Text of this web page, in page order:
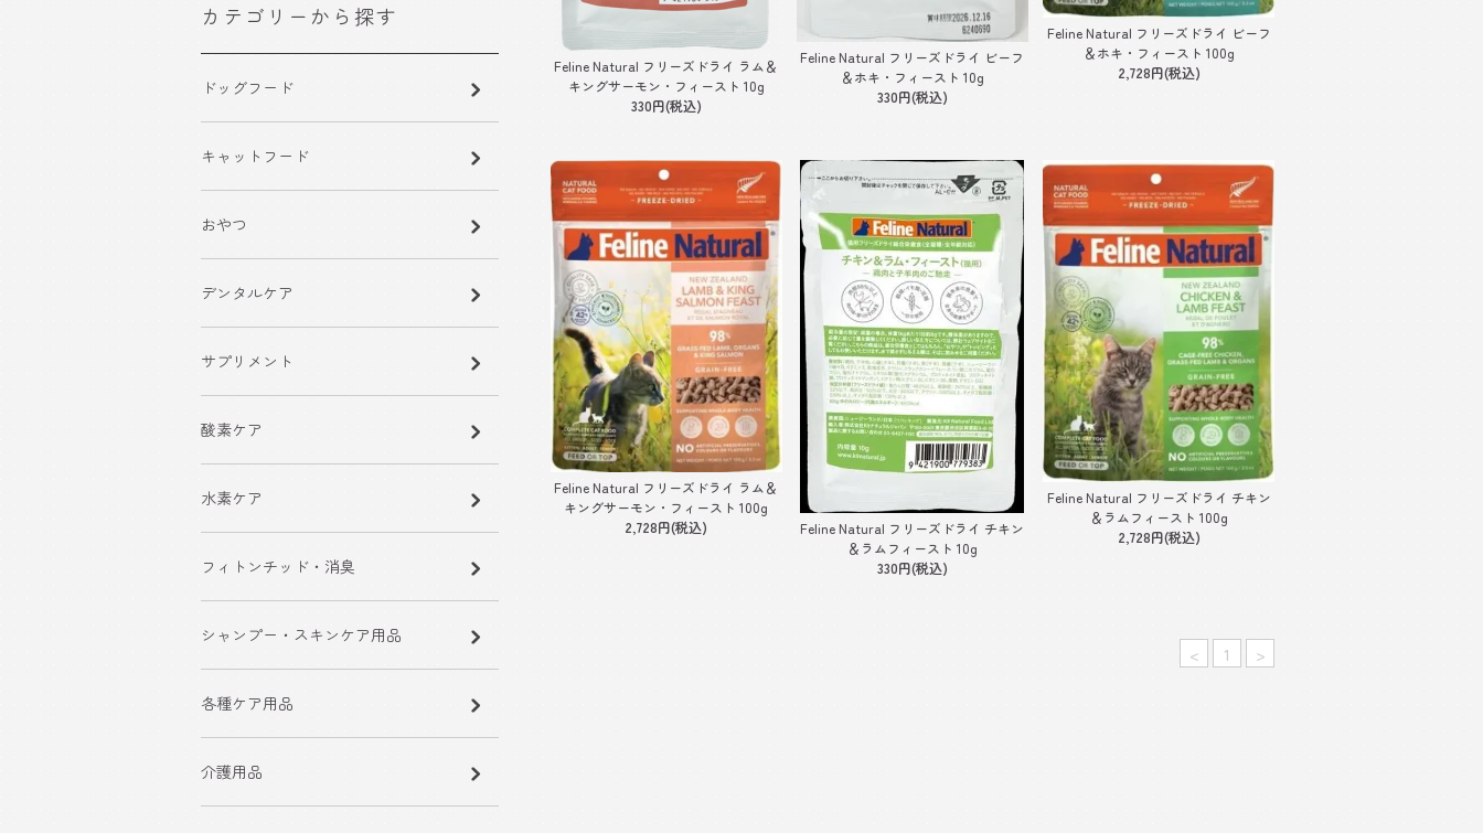
Feline Natural フリーズドライ ラム＆
キングサーモン・フィースト 10g
330円(税込)
Feline Natural フリーズドライ ビーフ
＆ホキ・フィースト 10g
330円(税込)
Feline Natural フリーズドライ ビーフ
＆ホキ・フィースト 100g
2,728円(税込)
Feline Natural フリーズドライ ラム＆
キングサーモン・フィースト 100g
2,728円(税込)
Feline Natural フリーズドライ チキン
＆ラムフィースト 10g
330円(税込)
Feline Natural フリーズドライ チキン
＆ラムフィースト 100g
2,728円(税込)
< 1 >
カテゴリーから探す
ドッグフード
キャットフード
おやつ
デンタルケア
サプリメント
酸素ケア
水素ケア
フィトンチッド・消臭
シャンプー・スキンケア用品
各種ケア用品
介護用品